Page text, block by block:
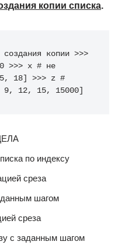
копии списка.
создания копии >>>
>>> x # не
, 18 >>> z #
9, 12, 15, 15000
по индексу
среза
шагом
среза
с заданным шагом